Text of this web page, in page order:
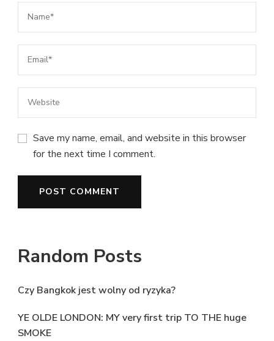
Save my name, email, and website in this browser
for the next time I comment.
Random Posts
Czy Bangkok jest wolny od ryzyka?
YE OLDE LONDON: MY very first trip TO THE huge
SMOKE